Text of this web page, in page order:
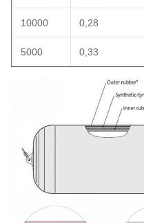
10000 0,28
5000 0,33